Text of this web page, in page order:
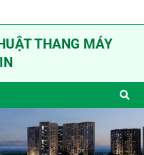
THANG MÁY